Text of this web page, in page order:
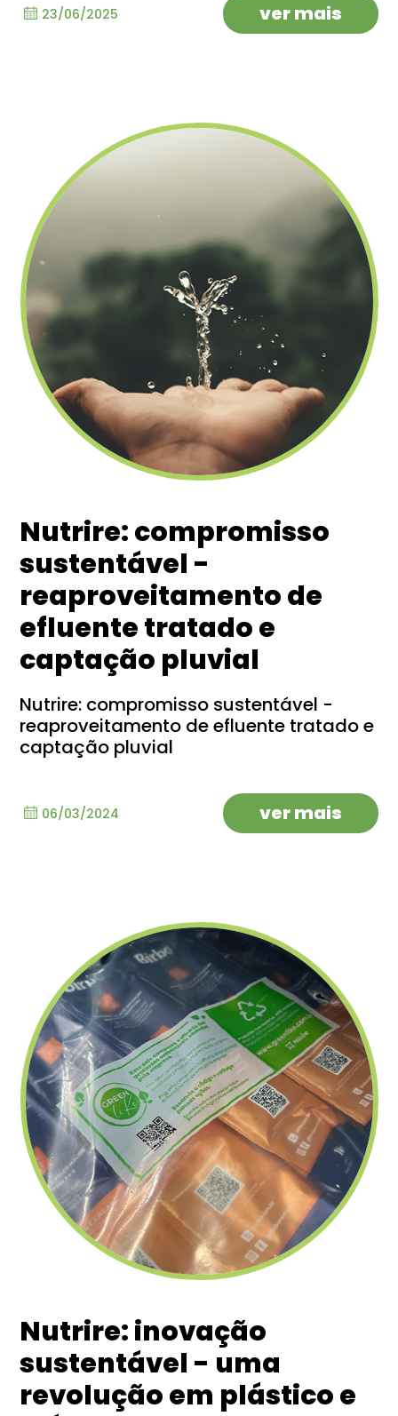
23/06/2025 ver mais
Nutrire: compromisso
sustentável -
reaproveitamento de
efluente tratado e
captação pluvial
Nutrire: compromisso sustentável -
reaproveitamento de efluente tratado e
captação pluvial
06/03/2024 ver mais
Nutrire: inovação
sustentável - uma
revolução em plástico e